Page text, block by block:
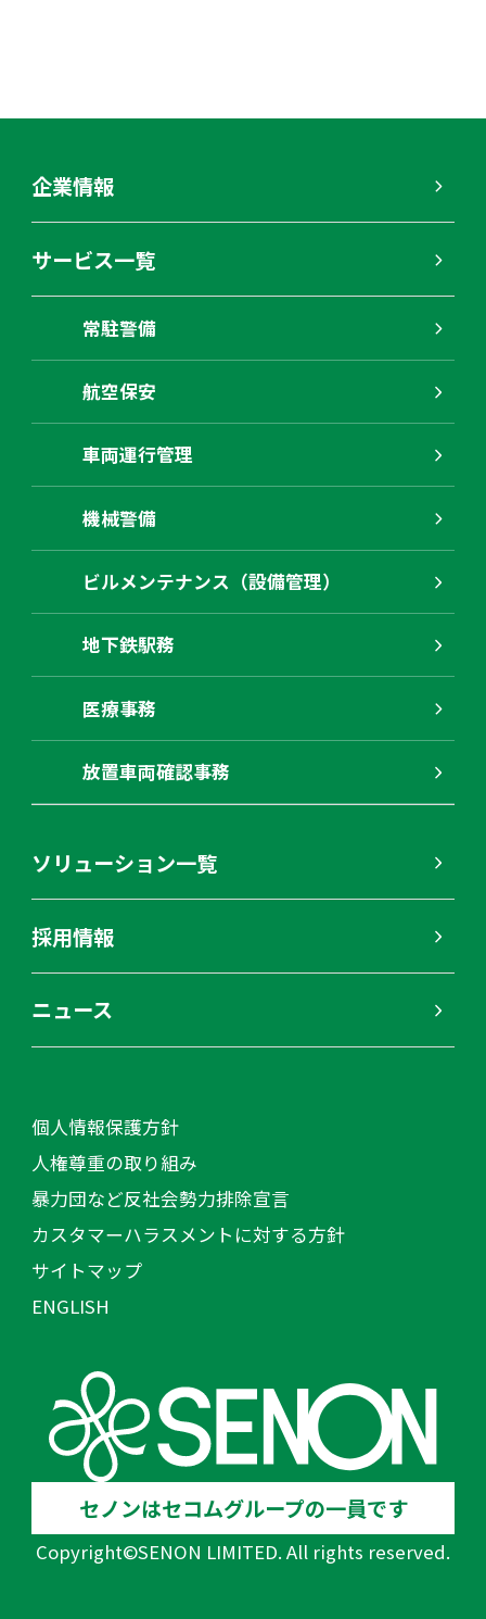
企業情報
サービス一覧
常駐警備
航空保安
車両運行管理
機械警備
ビルメンテナンス（設備管理）
地下鉄駅務
医療事務
放置車両確認事務
ソリューション一覧
採用情報
ニュース
個人情報保護方針
人権尊重の取り組み
暴力団など反社会勢力排除宣言
カスタマーハラスメントに対する方針
サイトマップ
ENGLISH
セノンはセコムグループの一員です
Copyright©SENON LIMITED. All rights reserved.